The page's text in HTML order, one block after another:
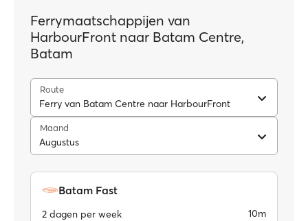
Ferrymaatschappijen van
HarbourFront naar Batam Centre,
Batam
Route
Ferry van Batam Centre naar HarbourFront
Maand
Augustus
Batam Fast
2 dagen per week
10m